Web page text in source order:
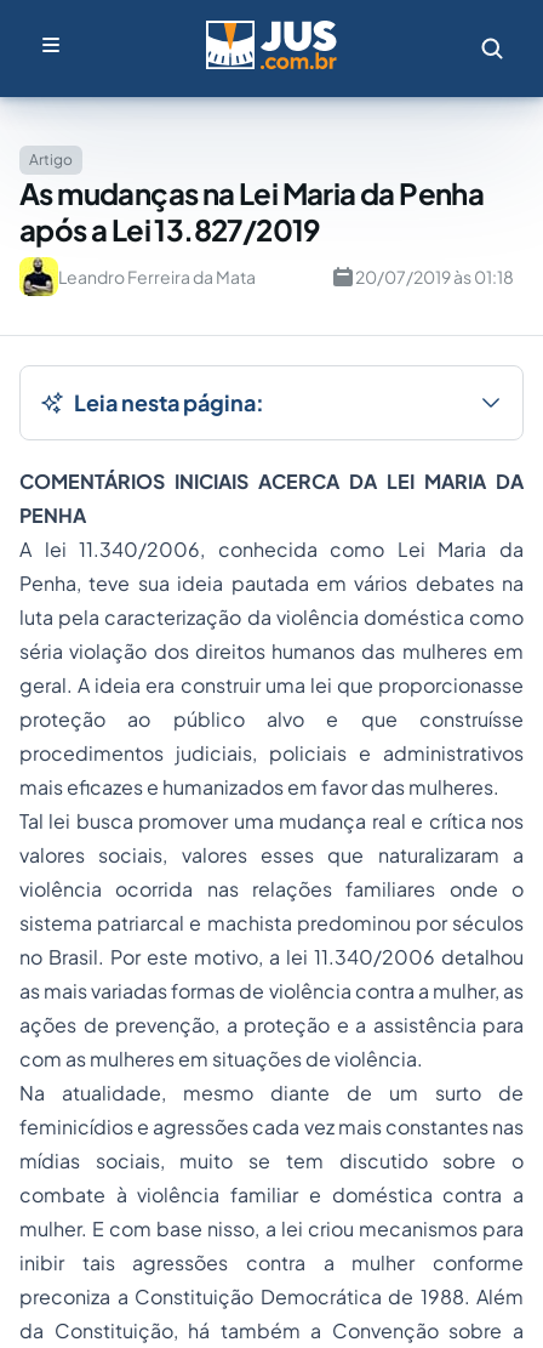
Artigo
As mudanças na Lei Maria da Penha
após a Lei 13.827/2019
Leandro Ferreira da Mata 20/07/2019 às 01:18
Leia nesta página:
COMENTÁRIOS INICIAIS ACERCA DA LEI MARIA DA
PENHA
A lei 11.340/2006, conhecida como Lei Maria da
Penha, teve sua ideia pautada em vários debates na
luta pela caracterização da violência doméstica como
séria violação dos direitos humanos das mulheres em
geral. A ideia era construir uma lei que proporcionasse
proteção ao público alvo e que construísse
procedimentos judiciais, policiais e administrativos
mais eficazes e humanizados em favor das mulheres.
Tal lei busca promover uma mudança real e crítica nos
valores sociais, valores esses que naturalizaram a
violência ocorrida nas relações familiares onde o
sistema patriarcal e machista predominou por séculos
no Brasil. Por este motivo, a lei 11.340/2006 detalhou
as mais variadas formas de violência contra a mulher, as
ações de prevenção, a proteção e a assistência para
com as mulheres em situações de violência.
Na atualidade, mesmo diante de um surto de
feminicídios e agressões cada vez mais constantes nas
mídias sociais, muito se tem discutido sobre o
combate à violência familiar e doméstica contra a
mulher. E com base nisso, a lei criou mecanismos para
inibir tais agressões contra a mulher conforme
preconiza a Constituição Democrática de 1988. Além
da Constituição, há também a Convenção sobre a